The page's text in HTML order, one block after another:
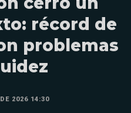
récord de
problemas
2026 14:30